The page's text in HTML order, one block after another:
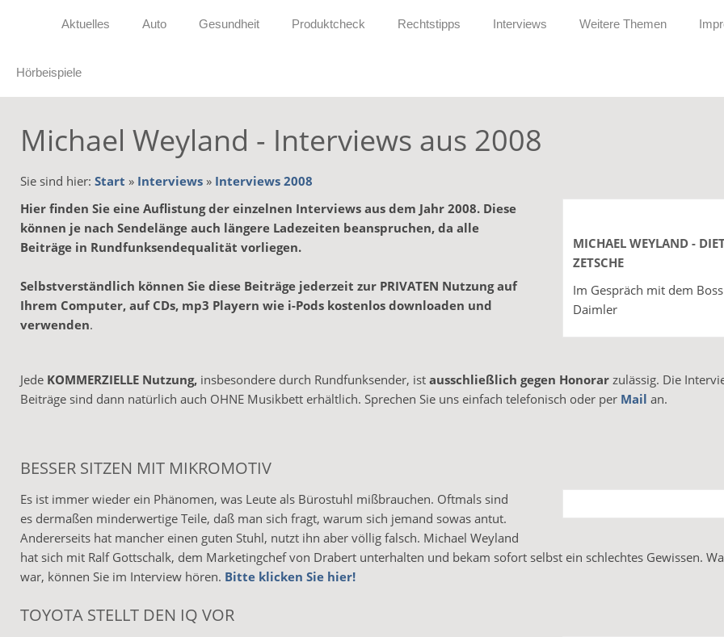
Aktuelles Auto Gesundheit Produktcheck Rechtstipps Interviews Weitere Themen
Hörbeispiele
Michael Weyland - Interviews aus 2008
Sie sind hier: Start » Interviews » Interviews 2008
MICHAEL WEYLAND -
ZETSCHE
Im Gespräch mit dem
Daimler
Hier finden Sie eine Auflistung der einzelnen Interviews aus dem Jahr 2008. Diese
können je nach Sendelänge auch längere Ladezeiten beanspruchen, da alle
Beiträge in Rundfunksendequalität vorliegen.
Selbstverständlich können Sie diese Beiträge jederzeit zur PRIVATEN Nutzung auf
Ihrem Computer, auf CDs, mp3 Playern wie i-Pods kostenlos downloaden und
verwenden.
Jede KOMMERZIELLE Nutzung, insbesondere durch Rundfunksender, ist ausschließlich gegen Honorar zulässig. Die
Beiträge sind dann natürlich auch OHNE Musikbett erhältlich. Sprechen Sie uns einfach telefonisch oder per Mail an.
BESSER SITZEN MIT MIKROMOTIV
Es ist immer wieder ein Phänomen, was Leute als Bürostuhl mißbrauchen. Oftmals sind
es dermaßen minderwertige Teile, daß man sich fragt, warum sich jemand sowas antut.
Andererseits hat mancher einen guten Stuhl, nutzt ihn aber völlig falsch. Michael Weyland
hat sich mit Ralf Gottschalk, dem Marketingchef von Drabert unterhalten und bekam sofort selbst ein schlechtes Gewissen.
war, können Sie im Interview hören. Bitte klicken Sie hier!
TOYOTA STELLT DEN IQ VOR